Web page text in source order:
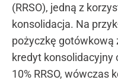
(RRSO), jedną z
konsolidacja. Na
pożyczkę gotówkową
kredyt konsolidacyjny
10% RRSO, wówczas